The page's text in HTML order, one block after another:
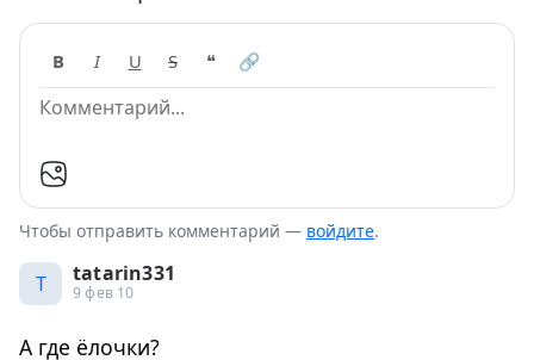
B I U S ❝ 🔗
Чтобы отправить комментарий — войдите.
T tatarin331
9 фев 10
А где ёлочки?